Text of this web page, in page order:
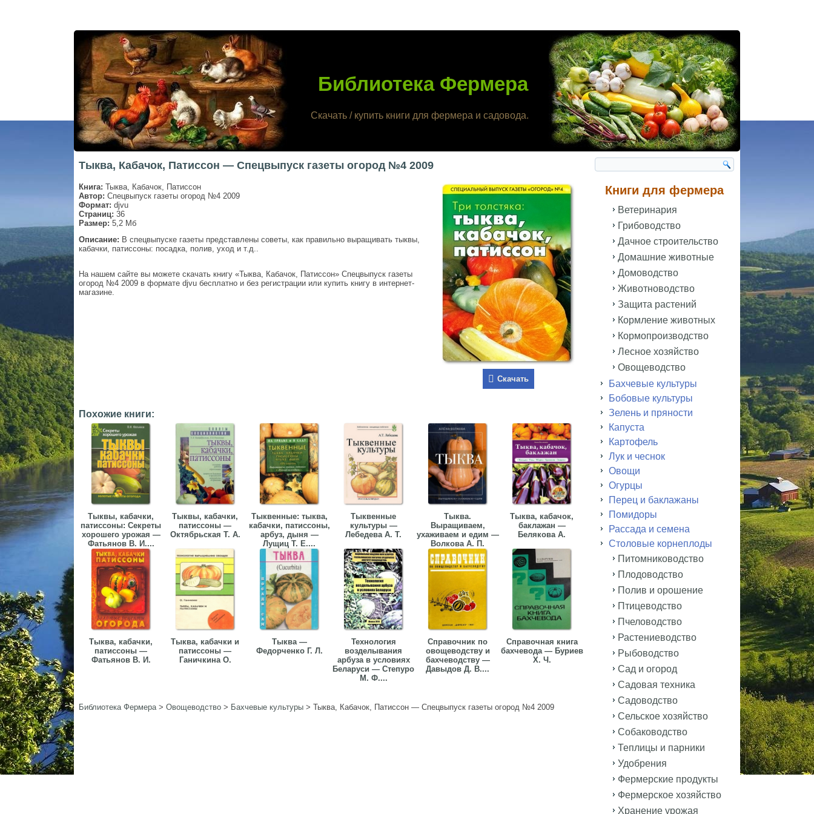
Библиотека Фермера
Скачать / купить книги для фермера и садовода.
Тыква, Кабачок, Патиссон — Спецвыпуск газеты огород №4 2009
Скачать
Книга: Тыква, Кабачок, Патиссон
Автор: Спецвыпуск газеты огород №4 2009
Формат: djvu
Страниц: 36
Размер: 5,2 Мб
Описание: В спецвыпуске газеты представлены советы, как правильно выращивать тыквы,
кабачки, патиссоны: посадка, полив, уход и т.д..
На нашем сайте вы можете скачать книгу «Тыква, Кабачок, Патиссон» Спецвыпуск газеты
огород №4 2009 в формате djvu бесплатно и без регистрации или купить книгу в интернет-
магазине.
Похожие книги:
Тыквы, кабачки,
патиссоны: Секреты
хорошего урожая —
Фатьянов В. И....
Тыквы, кабачки,
патиссоны —
Октябрьская Т. А.
Тыквенные: тыква,
кабачки, патиссоны,
арбуз, дыня —
Лущиц Т. Е....
Тыквенные
культуры —
Лебедева А. Т.
Тыква.
Выращиваем,
ухаживаем и едим —
Волкова А. П.
Тыква, кабачок,
баклажан —
Белякова А.
Тыква, кабачки,
патиссоны —
Фатьянов В. И.
Тыква, кабачки и
патиссоны —
Ганичкина О.
Тыква —
Федорченко Г. Л.
Технология
возделывания
арбуза в условиях
Беларуси — Степуро
М. Ф....
Справочник по
овощеводству и
бахчеводству —
Давыдов Д. В....
Справочная книга
бахчевода — Буриев
Х. Ч.
Библиотека Фермера> Овощеводство > Бахчевые культуры > Тыква, Кабачок, Патиссон — Спецвыпуск газеты огород №4 2009
Книги для фермера
Ветеринария
Грибоводство
Дачное строительство
Домашние животные
Домоводство
Животноводство
Защита растений
Кормление животных
Кормопроизводство
Лесное хозяйство
Овощеводство
Бахчевые культуры
Бобовые культуры
Зелень и пряности
Капуста
Картофель
Лук и чеснок
Овощи
Огурцы
Перец и баклажаны
Помидоры
Рассада и семена
Столовые корнеплоды
Питомниководство
Плодоводство
Полив и орошение
Птицеводство
Пчеловодство
Растениеводство
Рыбоводство
Сад и огород
Садовая техника
Садоводство
Сельское хозяйство
Собаководство
Теплицы и парники
Удобрения
Фермерские продукты
Фермерское хозяйство
Хранение урожая